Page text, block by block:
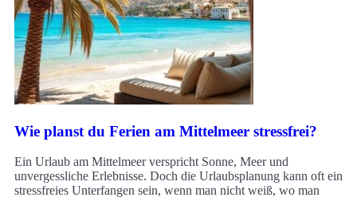
Wie planst du Ferien am Mittelmeer stressfrei?
Ein Urlaub am Mittelmeer verspricht Sonne, Meer und
unvergessliche Erlebnisse. Doch die Urlaubsplanung kann oft ein
stressfreies Unterfangen sein, wenn man nicht weiß, wo man